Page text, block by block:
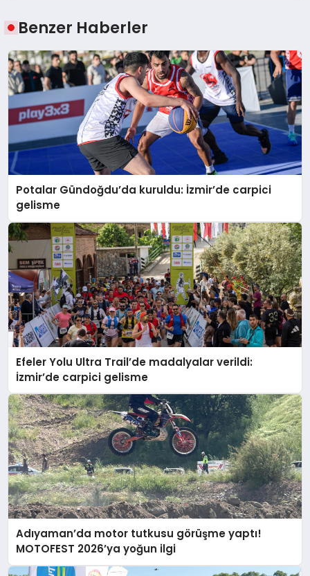
Benzer Haberler
Potalar Gündoğdu’da kuruldu: İzmir’de carpici
gelisme
Efeler Yolu Ultra Trail’de madalyalar verildi:
İzmir’de carpici gelisme
Adıyaman’da motor tutkusu görüşme yaptı!
MOTOFEST 2026’ya yoğun ilgi